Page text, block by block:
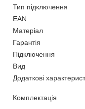
Тип підключення
EAN
Матеріал
Гарантія
Підключення
Вид
Додаткові
Комплектація